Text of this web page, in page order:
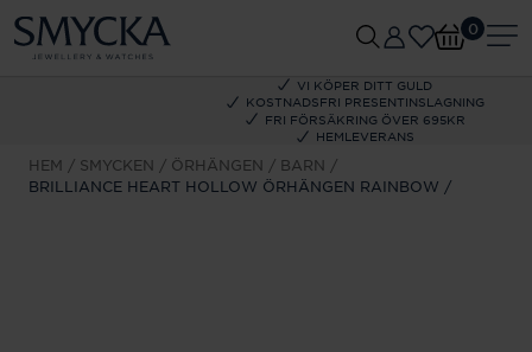
VI KÖPER DITT GULD
KOSTNADSFRI PRESENTINSLAGNING
FRI FÖRSÄKRING ÖVER 695KR
HEMLEVERANS
0
HEM SMYCKEN ÖRHÄNGEN
BARN
BRILLIANCE HEART HOLLOW ÖRHÄNGEN RAINBOW